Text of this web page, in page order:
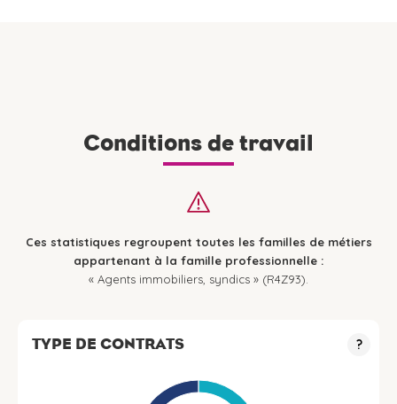
Conditions de travail
Ces statistiques regroupent toutes les familles de métiers
appartenant à la famille professionnelle :
« Agents immobiliers, syndics » (R4Z93).
TYPE DE CONTRATS ?